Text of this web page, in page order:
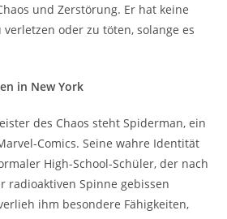
und Zerstörung. Er hat keine
oder zu töten, solange es
in New York
des Chaos steht Spiderman, ein
Comics. Seine wahre Identität
High-School-Schüler, der nach
radioaktiven Spinne gebissen
ihm besondere Fähigkeiten,